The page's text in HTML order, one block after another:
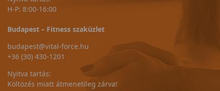
H-P: 8:00-16:00
Budapest – Fitness szaküzlet
budapest@vital-force.hu
+36 (30) 430-1201
Nyitva tartás:
Költözés miatt átmenetileg zárva!